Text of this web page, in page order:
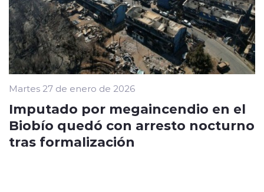
Martes 27 de enero de 2026
Imputado por megaincendio en el
Biobío quedó con arresto nocturno
tras formalización